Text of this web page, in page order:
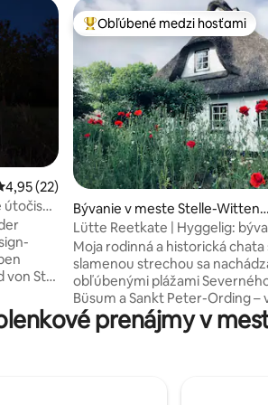
9
ohodnotenie 4,95 z 5, počet
4,95 (22)
von St.
Tiny
mit
Najobľúbenejšie medzi hosťami
Obľúbené medzi hosťami
Bývanie v meste Stelle-Wittenw
urth
Lütte Reetkate | Hyggelig:
slamou
Moja rodinná a historická chata
slamenou strechou sa
obľúbenými plážami
Büsum a Sankt Peter-Ording –
idylickom prostredí vidieka.
ideálnou základňou na
strechami sme láskavo zariadili
prenájmy v